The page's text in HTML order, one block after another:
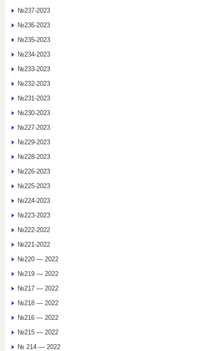
№237-2023
№236-2023
№235-2023
№234-2023
№233-2023
№232-2023
№231-2023
№230-2023
№227-2023
№229-2023
№228-2023
№226-2023
№225-2023
№224-2023
№223-2023
№222-2022
№221-2022
№220 — 2022
№219 — 2022
№217 — 2022
№218 — 2022
№216 — 2022
№215 — 2022
№ 214 — 2022